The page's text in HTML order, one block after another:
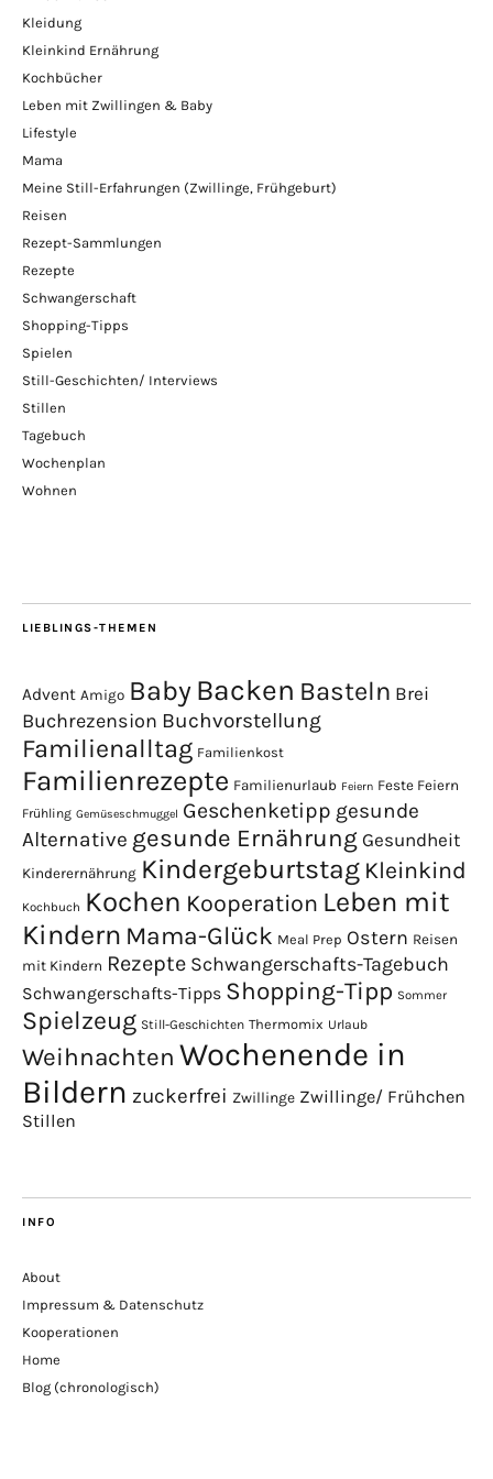
Kleidung
Kleinkind Ernährung
Kochbücher
Leben mit Zwillingen & Baby
Lifestyle
Mama
Meine Still-Erfahrungen (Zwillinge, Frühgeburt)
Reisen
Rezept-Sammlungen
Rezepte
Schwangerschaft
Shopping-Tipps
Spielen
Still-Geschichten/ Interviews
Stillen
Tagebuch
Wochenplan
Wohnen
LIEBLINGS-THEMEN
Advent Amigo Baby Backen Basteln Brei
Buchrezension Buchvorstellung
Familienalltag Familienkost
Familienrezepte Familienurlaub Feiern Feste Feiern
Frühling Gemüseschmuggel Geschenketipp gesunde
Alternative gesunde Ernährung Gesundheit
Kinderernährung Kindergeburtstag Kleinkind
Kochbuch Kochen Kooperation Leben mit
Kindern Mama-Glück Meal Prep Ostern Reisen
mit Kindern Rezepte Schwangerschafts-Tagebuch
Schwangerschafts-Tipps Shopping-Tipp Sommer
Spielzeug Still-Geschichten Thermomix Urlaub
Weihnachten Wochenende in
Bildern zuckerfrei Zwillinge Zwillinge/ Frühchen
Stillen
INFO
About
Impressum & Datenschutz
Kooperationen
Home
Blog (chronologisch)